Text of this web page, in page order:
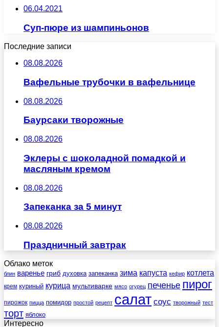
06.04.2021
Суп-пюре из шампиньонов
Последние записи
08.08.2026
Вафельные трубочки в вафельнице
08.08.2026
Баурсаки творожные
08.08.2026
Эклеры с шоколадной помадкой и
масляным кремом
08.08.2026
Запеканка за 5 минут
08.08.2026
Праздничный завтрак
Облако меток
блин варенье гриб духовка запеканка зима капуста кефир котлета
крем куриный курица мультиварке мясо огурец печенье пирог
пирожок пицца помидор простой рецепт салат соус творожный тест
торт яблоко
Интересно